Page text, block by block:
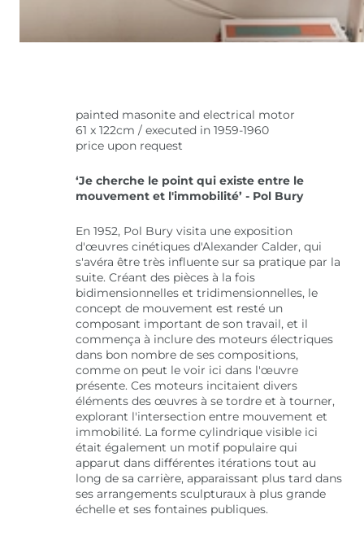
painted masonite and electrical motor
61 x 122cm / executed in 1959-1960
price upon request
‘Je cherche le point qui existe entre le
mouvement et l'immobilité’ - Pol Bury
En 1952, Pol Bury visita une exposition
d'œuvres cinétiques d'Alexander Calder, qui
s'avéra être très influente sur sa pratique par la
suite. Créant des pièces à la fois
bidimensionnelles et tridimensionnelles, le
concept de mouvement est resté un
composant important de son travail, et il
commença à inclure des moteurs électriques
dans bon nombre de ses compositions,
comme on peut le voir ici dans l'œuvre
présente. Ces moteurs incitaient divers
éléments des œuvres à se tordre et à tourner,
explorant l'intersection entre mouvement et
immobilité. La forme cylindrique visible ici
était également un motif populaire qui
apparut dans différentes itérations tout au
long de sa carrière, apparaissant plus tard dans
ses arrangements sculpturaux à plus grande
échelle et ses fontaines publiques.